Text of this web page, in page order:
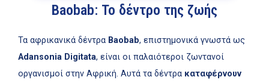
Baobab: Το δέντρο της ζωής
Τα αφρικανικά δέντρα Βaobab, επιστημονικά γνωστά ως
Adansonia Digitata, είναι οι παλαιότεροι ζωντανοί
οργανισμοί στην Αφρική. Αυτά τα δέντρα καταφέρνουν